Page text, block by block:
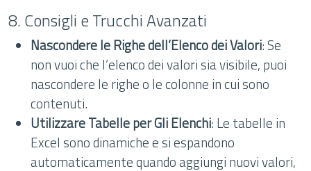
8. Consigli e Trucchi Avanzati
Nascondere le Righe dell’Elenco dei Valori: Se
non vuoi che l’elenco dei valori sia visibile, puoi
nascondere le righe o le colonne in cui sono
contenuti.
Utilizzare Tabelle per Gli Elenchi: Le tabelle in
Excel sono dinamiche e si espandono
automaticamente quando aggiungi nuovi valori,